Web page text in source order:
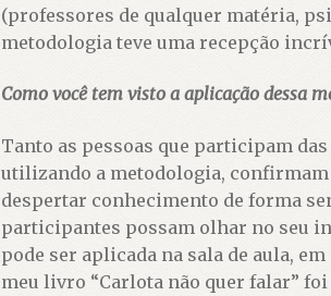
(professores de qualquer matéria,
metodologia teve uma recepção
Como você tem visto a aplicação dessa
Tanto as pessoas que participam
utilizando a metodologia, confirmam
despertar conhecimento de forma
participantes possam olhar no seu
pode ser aplicada na sala de aula,
meu livro “Carlota não quer falar”